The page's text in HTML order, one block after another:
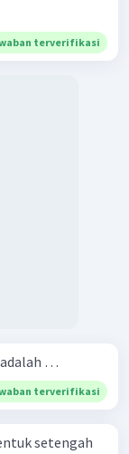
terverifikasi
…
terverifikasi
setengah